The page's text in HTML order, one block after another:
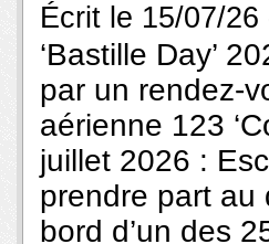
Écrit le 15/07/
‘Bastille Day’
par un rendez-
aérienne 123
juillet 2026 :
prendre part au
bord d’un des